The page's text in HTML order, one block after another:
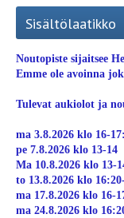
Sisältölaatikko
Noutopiste sijaitsee
Emme ole avoinna
Tulevat aukiolot ja
ma 3.8.2026 klo 16-
pe 7.8.2026 klo 13-14
Ma 10.8.2026 klo 13-
to 13.8.2026 klo
ma 17.8.2026 klo 16-
ma 24.8.2026 klo